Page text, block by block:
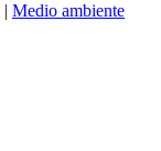
| Medio ambiente